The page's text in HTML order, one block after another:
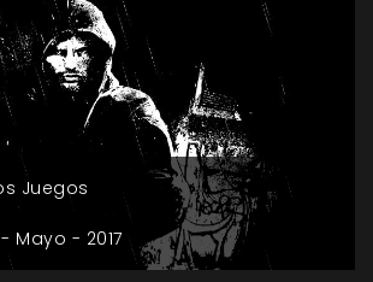
Juegos
Mayo - 2017